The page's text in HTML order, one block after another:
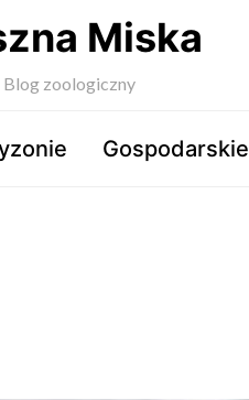
Miska
Blog zoologiczny
Gospodarskie